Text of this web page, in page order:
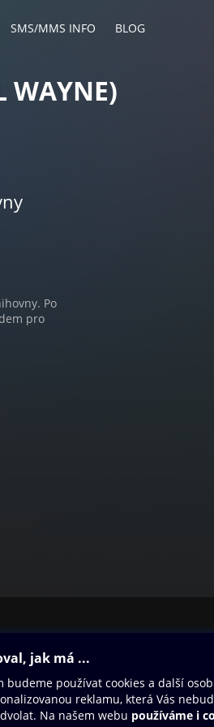
SMS/MMS INFO BLOG
WAYNE)
Po
pro